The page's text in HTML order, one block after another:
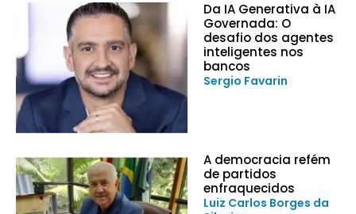
Da IA Generativa à IA
Governada: O
desafio dos agentes
inteligentes nos
bancos
Sergio Favarin
A democracia refém
de partidos
enfraquecidos
Luiz Carlos Borges da